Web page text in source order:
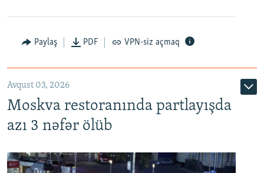
Paylaş PDF VPN-siz açmaq
Avqust 03, 2026
Moskva restoranında partlayışda
azı 3 nəfər ölüb